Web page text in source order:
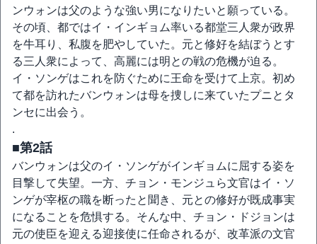
ンウォンは父のような強い男になりたいと願っている。
その頃、都ではイ・インギョム率いる都堂三人衆が政界
を牛耳り、私腹を肥やしていた。元と修好を結ぼうとす
る三人衆によって、高麗には明との戦の危機が迫る。
イ・ソンゲはこれを防ぐために王命を受けて上京。初め
て都を訪れたバンウォンは母を捜しに来ていたプニとタ
ンセに出会う。
.
■第2話
バンウォンは父のイ・ソンゲがインギョムに屈する姿を
目撃して失望。一方、チョン・モンジュら文官はイ・ソ
ンゲが宰枢の職を断ったと聞き、元との修好が既成事実
になることを危惧する。そんな中、チョン・ドジョンは
元の使臣を迎える迎接使に任命されるが、改革派の文官